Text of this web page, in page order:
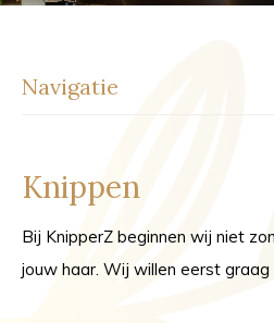
Navigatie
Knippen
Bij KnipperZ beginnen wij niet
jouw haar. Wij willen eerst graag